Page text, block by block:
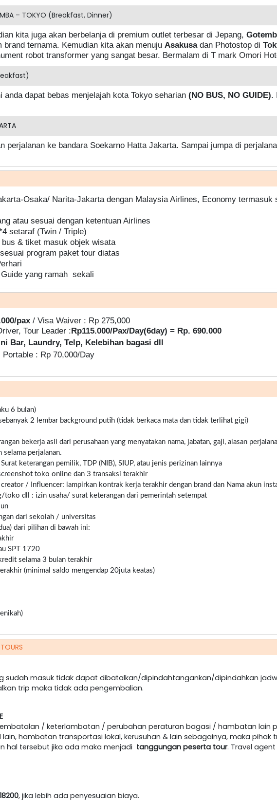
– TOKYO (Breakfast, Dinner)
kita juga akan berbelanja di premium outlet terbesar di Jepang,
brand ternama. Kemudian kita akan menuju Asakusadan Photostop di
robot transformer yang sangat besar. Bermalam di T mark Omori
anda dapat bebas menjelajah kota Tokyo seharian (NO BUS, NO GUIDE).
perjalanan ke bandara Soekarno Hatta Jakarta. Sampai jumpa di
Osaka/ Narita-Jakarta dengan Malaysia Airlines, Economy
atau sesuai dengan ketentuan Airlines
setaraf (Twin / Triple)
& tiket masuk objek wisata
program paket tour diatas
yang ramah sekali
pax / Visa Waiver : Rp 275,000
Tour Leader :Rp115.000/Pax/Day(6day) = Rp. 690.000
Bar, Laundry, Telp, Kelebihan bagasi dll
Portable : Rp 70,000/Day
6 bulan)
2 lembar background putih (tidak berkaca mata dan tidak terlihat gigi)
bekerja asli dari perusahaan yang menyatakan nama, jabatan, gaji, alasan
selama perjalanan.
keterangan pemilik, TDP (NIB), SIUP, atau jenis perizinan lainnya
toko online dan 3 transaksi terakhir
/ Influencer: lampirkan kontrak kerja terakhir dengan brand dan Nama akun
dll : izin usaha/ surat keterangan dari pemerintah setempat
dari sekolah / universitas
dari pilihan di bawah ini:
SPT 1720
selama 3 bulan terakhir
(minimal saldo mengendap 20juta keatas)
sudah masuk tidak dapat dibatalkan/dipindahtangankan/dipindahkan
trip maka tidak ada pengembalian.
/ keterlambatan / perubahan peraturan bagasi / hambatan lain
hambatan transportasi lokal, kerusuhan & lain sebagainya, maka
hal tersebut jika ada maka menjadi tanggungan peserta tour. Travel
, jika lebih ada penyesuaian biaya.